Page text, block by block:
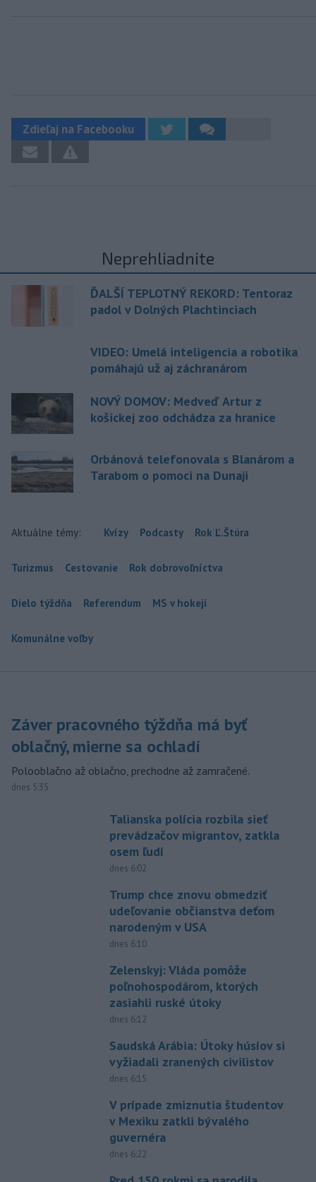
Zdieľaj na Facebooku
Neprehliadnite
ĎALŠÍ TEPLOTNÝ REKORD: Tentoraz
padol v Dolných Plachtinciach
VIDEO: Umelá inteligencia a robotika
pomáhajú už aj záchranárom
NOVÝ DOMOV: Medveď Artur z
košickej zoo odchádza za hranice
Orbánová telefonovala s Blanárom a
Tarabom o pomoci na Dunaji
Aktuálne témy: Kvízy Podcasty Rok Ľ.Štúra
Turizmus Cestovanie Rok dobrovoľníctva
Dielo týždňa Referendum MS v hokeji
Komunálne voľby
Záver pracovného týždňa má byť
oblačný, mierne sa ochladí
Polooblačno až oblačno, prechodne až zamračené.
dnes 5:35
Talianska polícia rozbila sieť
prevádzačov migrantov, zatkla
osem ľudí
dnes 6:02
Trump chce znovu obmedziť
udeľovanie občianstva deťom
narodeným v USA
dnes 6:10
Zelenskyj: Vláda pomôže
poľnohospodárom, ktorých
zasiahli ruské útoky
dnes 6:12
Saudská Arábia: Útoky húsíov si
vyžiadali zranených civilistov
dnes 6:15
V prípade zmiznutia študentov
v Mexiku zatkli bývalého
guvernéra
dnes 6:22